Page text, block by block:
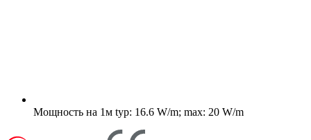
Мощность на 1м typ: 16.6 W/m; max: 20 W/m